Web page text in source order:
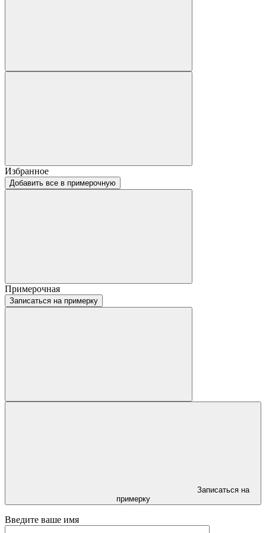
Избранное
Добавить все в примерочную
Примерочная
Записаться на примерку
Записаться на
примерку
Введите ваше имя